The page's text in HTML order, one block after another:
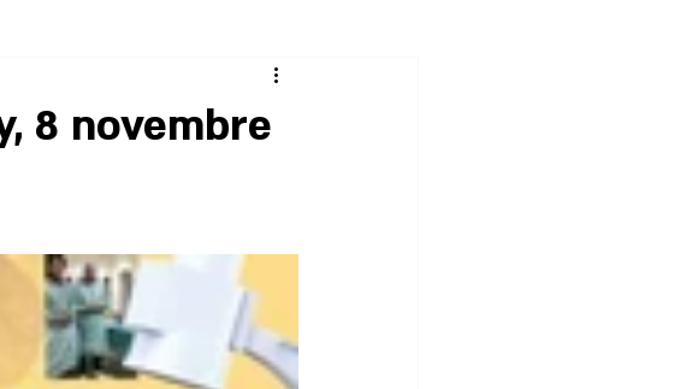
8 novembre